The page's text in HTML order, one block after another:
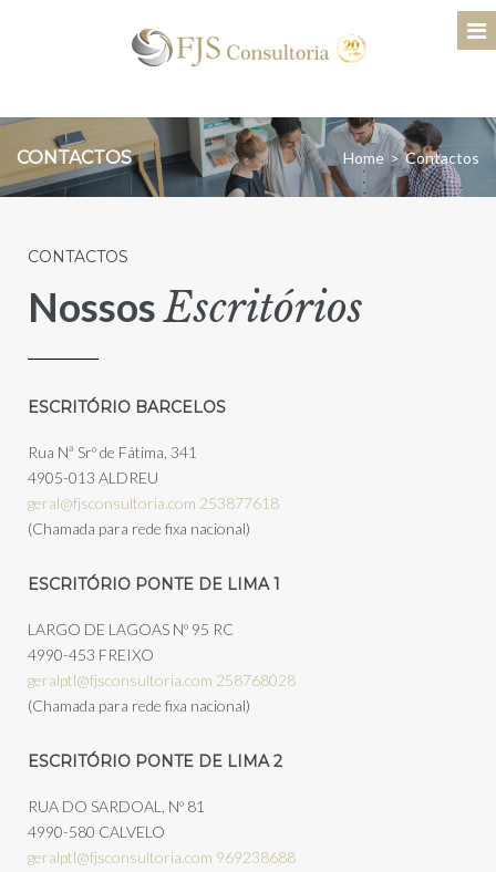
CONTACTOS Home > Contactos
CONTACTOS
NossosEscritórios
ESCRITÓRIO BARCELOS
Rua Nª Srº de Fátima, 341
4905-013 ALDREU
geral@fjsconsultoria.com 253877618
(Chamada para rede fixa nacional)
ESCRITÓRIO PONTE DE LIMA 1
LARGO DE LAGOAS Nº 95 RC
4990-453 FREIXO
geralptl@fjsconsultoria.com 258768028
(Chamada para rede fixa nacional)
ESCRITÓRIO PONTE DE LIMA 2
RUA DO SARDOAL, Nº 81
4990-580 CALVELO
geralptl@fjsconsultoria.com 969238688